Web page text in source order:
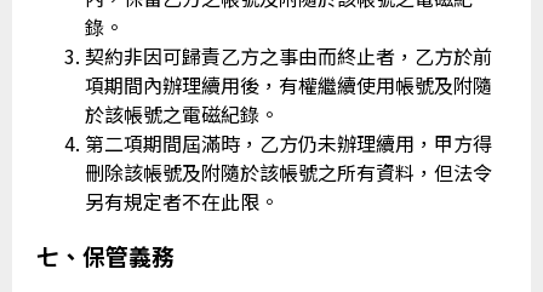
錄。
契約非因可歸責乙方之事由而終止者，乙方於前
項期間內辦理續用後，有權繼續使用帳號及附隨
於該帳號之電磁紀錄。
第二項期間屆滿時，乙方仍未辦理續用，甲方得
刪除該帳號及附隨於該帳號之所有資料，但法令
另有規定者不在此限。
七、保管義務